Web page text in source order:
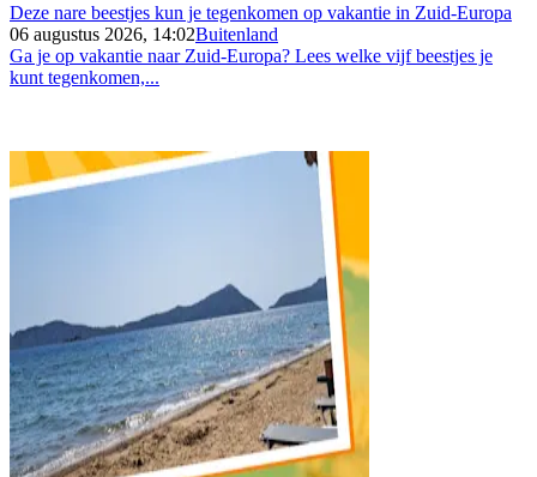
Deze nare beestjes kun je tegenkomen op vakantie in Zuid-Europa
06 augustus 2026, 14:02Buitenland
Ga je op vakantie naar Zuid-Europa? Lees welke vijf beestjes je
kunt tegenkomen,...